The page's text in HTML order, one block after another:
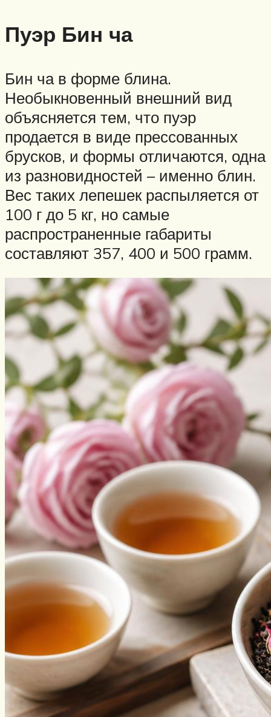
Пуэр Бин ча
Бин ча в форме блина.
Необыкновенный внешний вид
объясняется тем, что пуэр
продается в виде прессованных
брусков, и формы отличаются, одна
из разновидностей – именно блин.
Вес таких лепешек распыляется от
100 г до 5 кг, но самые
распространенные габариты
составляют 357, 400 и 500 грамм.